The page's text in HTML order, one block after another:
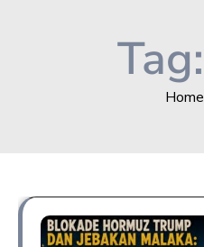
Tag:
Home